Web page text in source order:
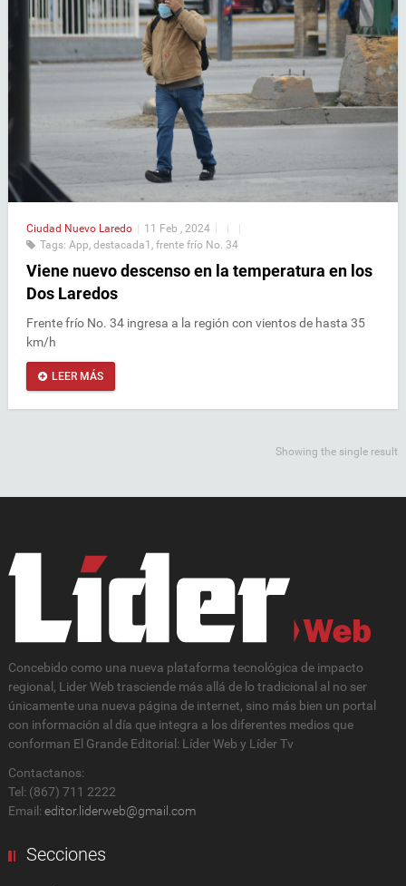
Ciudad Nuevo Laredo | 11 Feb , 2024 | |
|
Tags: App, destacada1 , frente frío No. 34
Viene nuevo descenso en la temperatura en los
Dos Laredos
Frente frío No. 34 ingresa a la región con vientos de hasta 35
km/h
LEER MÁS
Showing the single result
Concebido como una nueva plataforma tecnológica de impacto
regional, Lider Web trasciende más allá de lo tradicional al no ser
únicamente una nueva página de internet, sino más bien un portal
con información al día que integra a los diferentes medios que
conforman El Grande Editorial: Líder Web y Líder Tv
Contactanos:
Tel: (867) 711 2222
Email: editor.liderweb@gmail.com
Secciones